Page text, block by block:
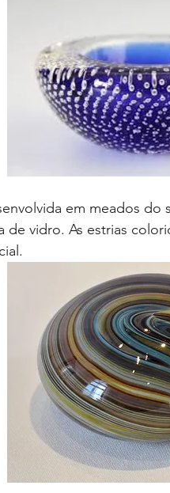
em meados do
de vidro. As estrias